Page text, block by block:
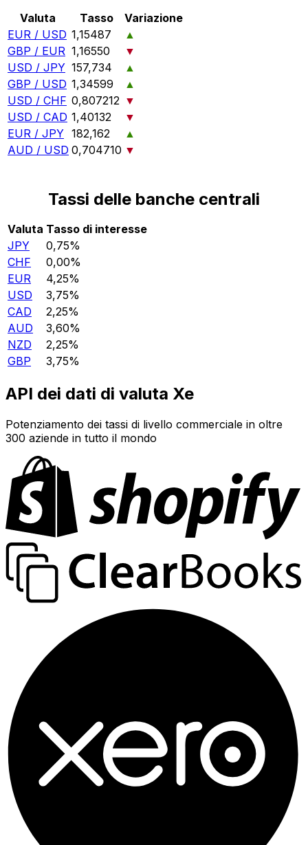
Valuta Tasso
Variazione
EUR / USD 1,15487
▲
GBP / EUR 1,16550
▼
USD / JPY 157,734
▲
GBP / USD 1,34599
▲
USD / CHF 0,807212 ▼
USD / CAD 1,40132
▼
EUR / JPY 182,162
▲
AUD / USD 0,704710 ▼
Tassi delle banche centrali
Valuta Tasso di interesse
JPY
0,75%
CHF
0,00%
EUR
4,25%
USD
3,75%
CAD
2,25%
AUD
3,60%
NZD
2,25%
GBP
3,75%
API dei dati di valuta Xe
Potenziamento dei tassi di livello commerciale in oltre
300 aziende in tutto il mondo